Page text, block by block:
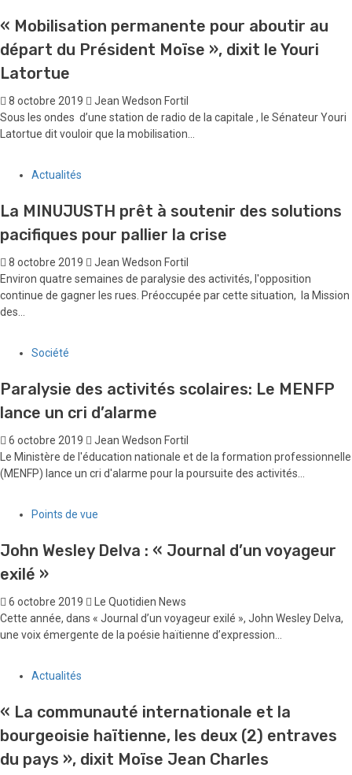
« Mobilisation permanente pour aboutir au
départ du Président Moïse », dixit le Youri
Latortue
8 octobre 2019
Jean Wedson Fortil
Sous les ondes d’une station de radio de la capitale , le Sénateur Youri
Latortue dit vouloir que la mobilisation...
Actualités
La MINUJUSTH prêt à soutenir des solutions
pacifiques pour pallier la crise
8 octobre 2019
Jean Wedson Fortil
Environ quatre semaines de paralysie des activités, l'opposition
continue de gagner les rues. Préoccupée par cette situation, la Mission
des...
Société
Paralysie des activités scolaires: Le MENFP
lance un cri d’alarme
6 octobre 2019
Jean Wedson Fortil
Le Ministère de l'éducation nationale et de la formation professionnelle
(MENFP) lance un cri d'alarme pour la poursuite des activités...
Points de vue
John Wesley Delva : « Journal d’un voyageur
exilé »
6 octobre 2019
Le Quotidien News
Cette année, dans « Journal d’un voyageur exilé », John Wesley Delva,
une voix émergente de la poésie haïtienne d’expression...
Actualités
« La communauté internationale et la
bourgeoisie haïtienne, les deux (2) entraves
du pays », dixit Moïse Jean Charles